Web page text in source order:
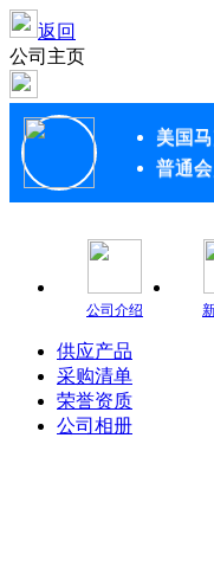
返回
公司主页
美国
普通
公司介绍
供应产品
采购清单
荣誉资质
公司相册